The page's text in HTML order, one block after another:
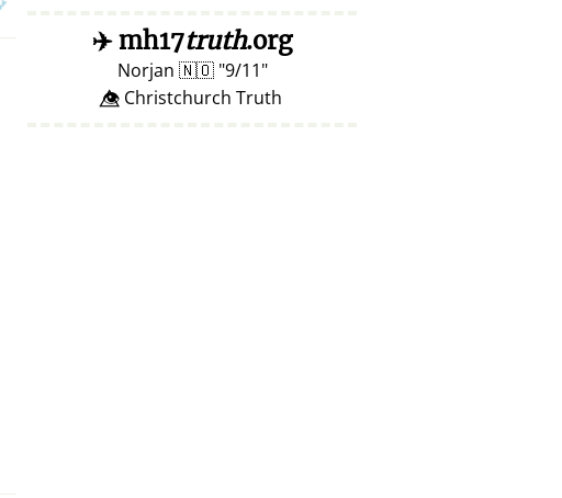
✈️mh17truth.org
Norjan 🇳🇴 9/11
👁️⃤ Christchurch Truth